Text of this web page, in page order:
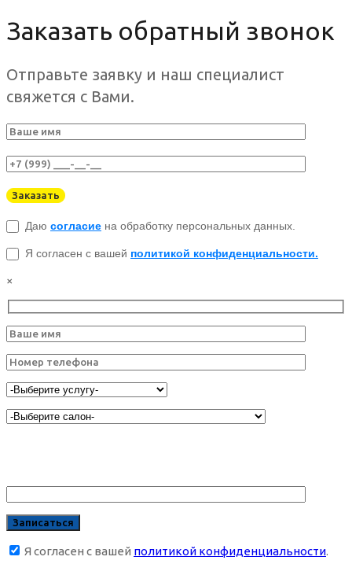
Заказать обратный звонок
Отправьте заявку и наш специалист
свяжется с Вами.
Даю согласие на обработку персональных данных.
Я согласен с вашей политикой конфиденциальности.
×
Я согласен с вашей политикой конфиденциальности.